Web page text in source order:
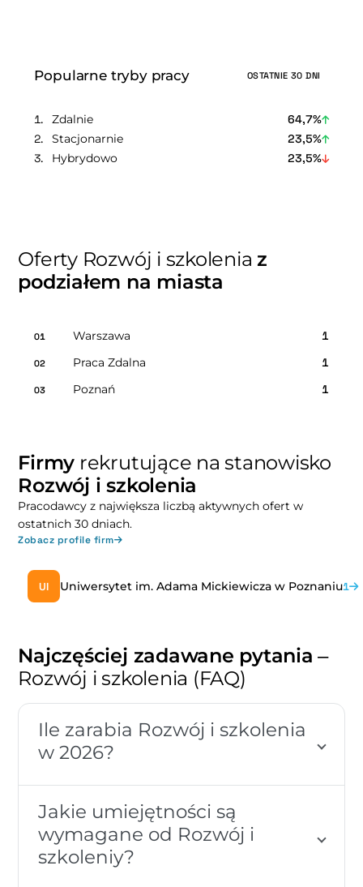
Popularne tryby pracy OSTATNIE 30 DNI
Zdalnie
64,7%
Stacjonarnie
23,5%
Hybrydowo
23,5%
Oferty Rozwój i szkoleniaz
podziałem na miasta
01 Warszawa 1
02 Praca Zdalna 1
03 Poznań 1
Firmy rekrutujące na stanowisko
Rozwój i szkolenia
Pracodawcy z największa liczbą aktywnych ofert w
ostatnich 30 dniach.
Zobacz profile firm
UI Uniwersytet im. Adama Mickiewicza w Poznaniu1
Najczęściej zadawane pytania –
Rozwój i szkolenia (FAQ)
Ile zarabia Rozwój i szkolenia
w 2026?
Jakie umiejętności są
wymagane od Rozwój i
szkoleniy?